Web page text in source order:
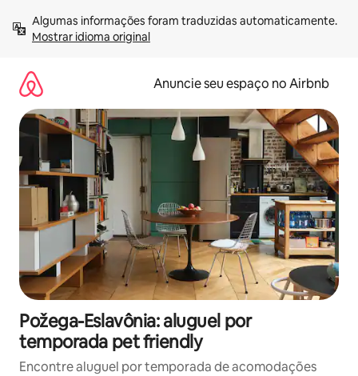
para
Mostrar idioma original
Anuncie seu espaço no Airbnb
Požega-Eslavônia: aluguel por
temporada pet friendly
Encontre aluguel por temporada de acomodações